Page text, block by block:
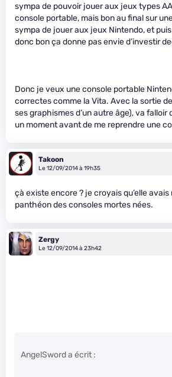
sympa de pouvoir jouer aux jeux types
console portable, mais bon au final sur
sympa de jouer aux jeux Nintendo, et puis
donc bon ça donne pas envie d’investir
Donc je veux une console portable
correctes comme la Vita. Avec la sortie
ses graphismes d’un autre âge), va falloir
un moment avant de me reprendre une
Takoon
Le 12/09/2014 à 19h35
çà existe encore ? je croyais qu’elle avais
panthéon des consoles mortes nées.
Zergy
Le 12/09/2014 à 23h42
AngelSword a écrit :